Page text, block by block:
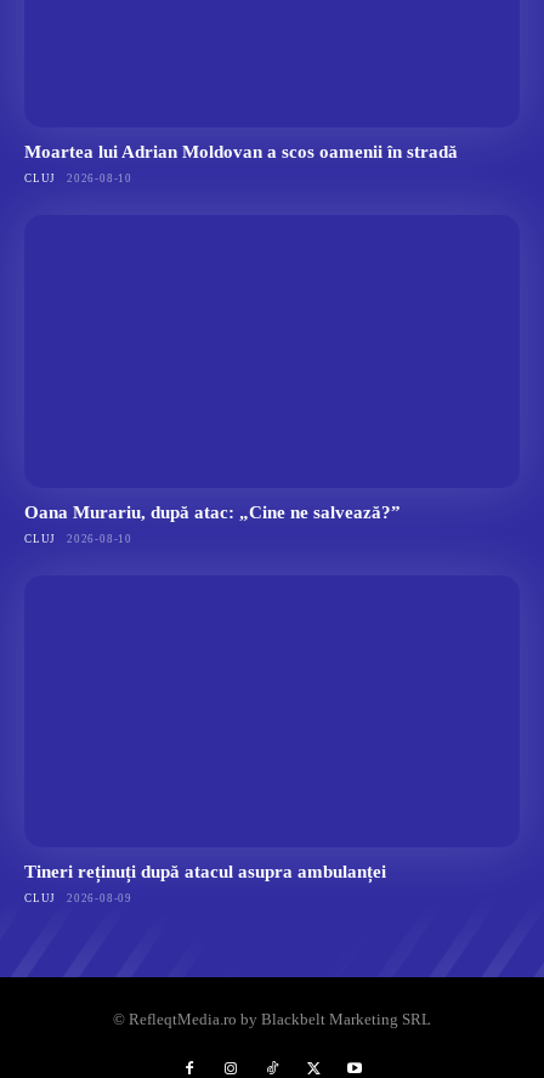
Moartea lui Adrian Moldovan a scos oamenii în stradă
CLUJ 2026-08-10
Oana Murariu, după atac: „Cine ne salvează?”
CLUJ 2026-08-10
Tineri reținuți după atacul asupra ambulanței
CLUJ 2026-08-09
© RefleqtMedia.ro by Blackbelt Marketing SRL